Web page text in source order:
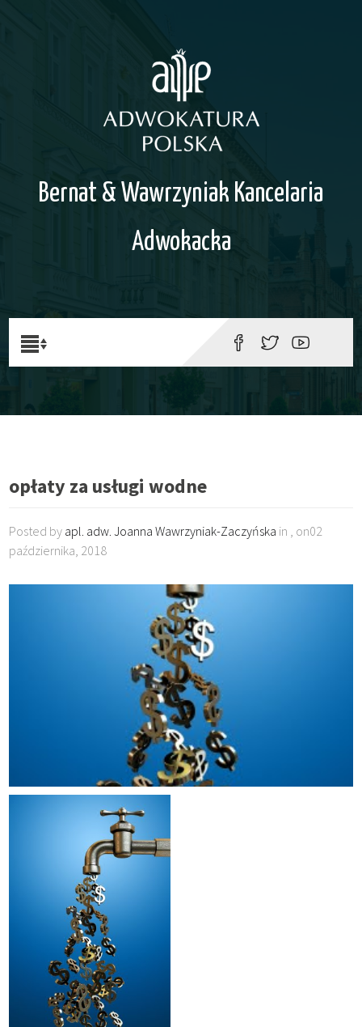
Bernat & Wawrzyniak Kancelaria
Adwokacka
opłaty za usługi wodne
Posted by apl. adw. Joanna Wawrzyniak-Zaczyńska in , on02
października, 2018